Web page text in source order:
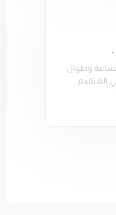
وطوال
المتقدم
.